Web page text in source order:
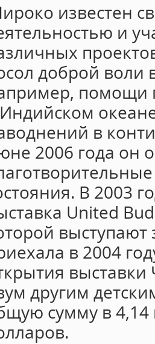
известен
и
доброй воли
помощи
в
2006 года он
В 2003
United
в 2004
другим
сумму в 4,14